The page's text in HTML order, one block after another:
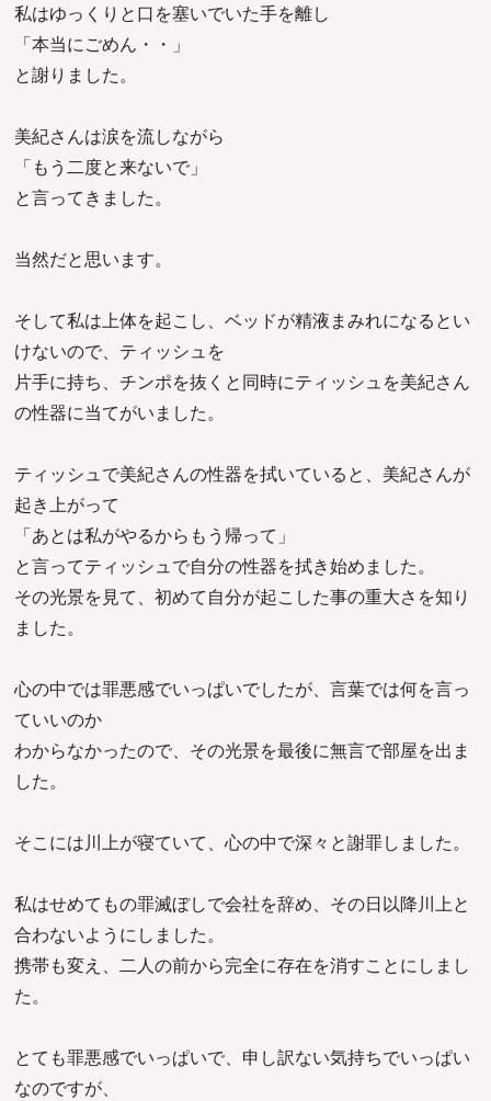
私はゆっくりと口を塞いでいた手を離し
「本当にごめん・・」
と謝りました。
美紀さんは涙を流しながら
「もう二度と来ないで」
と言ってきました。
当然だと思います。
そして私は上体を起こし、ベッドが精液まみれになるとい
けないので、ティッシュを
片手に持ち、チンポを抜くと同時にティッシュを美紀さん
の性器に当てがいました。
ティッシュで美紀さんの性器を拭いていると、美紀さんが
起き上がって
「あとは私がやるからもう帰って」
と言ってティッシュで自分の性器を拭き始めました。
その光景を見て、初めて自分が起こした事の重大さを知り
ました。
心の中では罪悪感でいっぱいでしたが、言葉では何を言っ
ていいのか
わからなかったので、その光景を最後に無言で部屋を出ま
した。
そこには川上が寝ていて、心の中で深々と謝罪しました。
私はせめてもの罪滅ぼしで会社を辞め、その日以降川上と
合わないようにしました。
携帯も変え、二人の前から完全に存在を消すことにしまし
た。
とても罪悪感でいっぱいで、申し訳ない気持ちでいっぱい
なのですが、